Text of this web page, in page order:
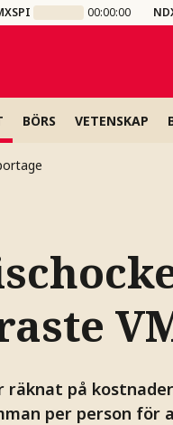
00:00:00
BÖRS VETENSKAP
räknat på
per person för